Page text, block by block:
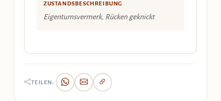
ZUSTANDSBESCHREIBUNG
Eigentumsvermerk, Rücken geknickt
TEILEN: